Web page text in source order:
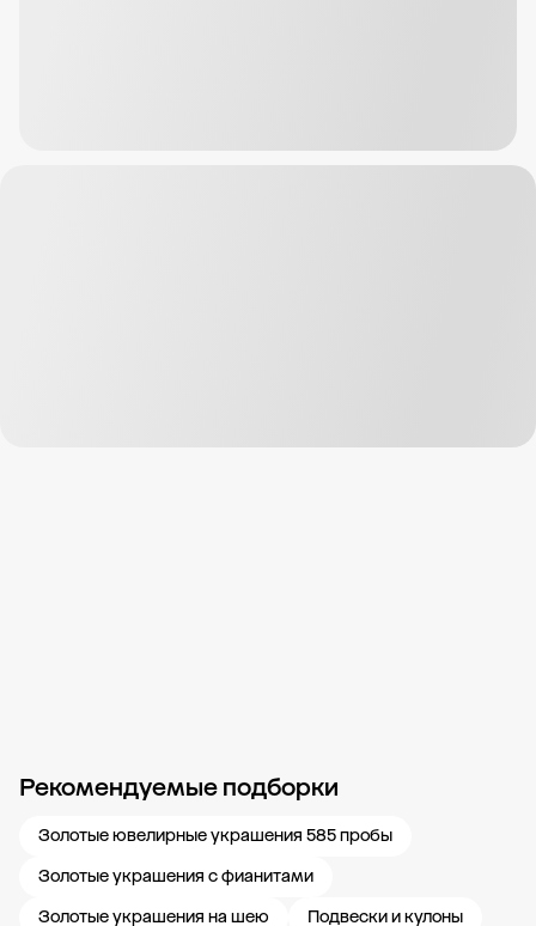
Рекомендуемые подборки
Золотые ювелирные украшения 585 пробы
Золотые украшения с фианитами
Золотые украшения на шею
Подвески и кулоны
Новости компании Журнал ЗОЛОТОЙ Блог